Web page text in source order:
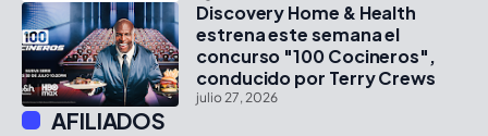
Discovery Home & Health
estrena este semana el
concurso "100 Cocineros",
conducido por Terry Crews
julio 27, 2026
AFILIADOS